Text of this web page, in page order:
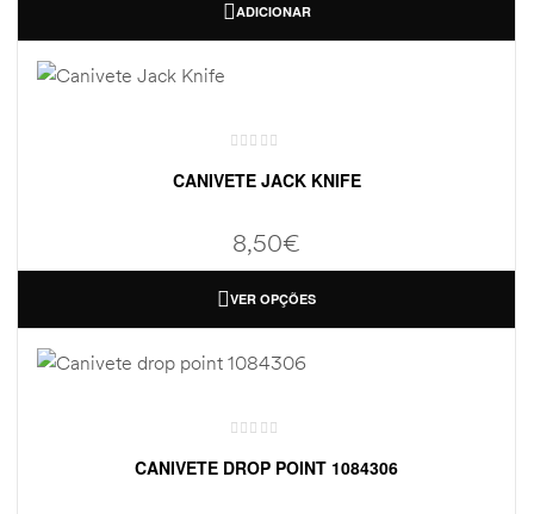
ADICIONAR
CANIVETE JACK KNIFE
8,50€
VER OPÇÕES
CANIVETE DROP POINT 1084306